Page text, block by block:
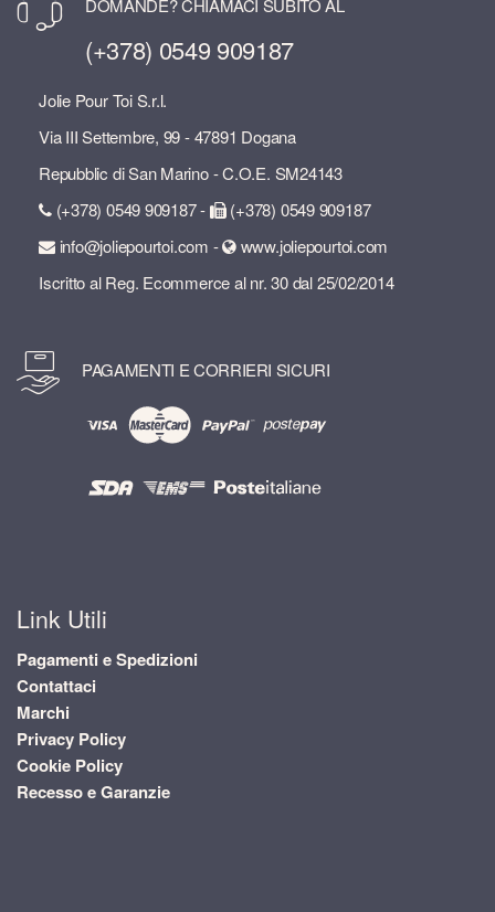
DOMANDE? CHIAMACI SUBITO AL
(+378) 0549 909187
Jolie Pour Toi S.r.l.
Via III Settembre, 99 - 47891 Dogana
Repubblic di San Marino - C.O.E. SM24143
(+378) 0549 909187 -
(+378) 0549 909187
info@joliepourtoi.com -
www.joliepourtoi.com
Iscritto al Reg. Ecommerce al nr. 30 dal 25/02/2014
PAGAMENTI E CORRIERI SICURI
Link Utili
Pagamenti e Spedizioni
Contattaci
Marchi
Privacy Policy
Cookie Policy
Recesso e Garanzie